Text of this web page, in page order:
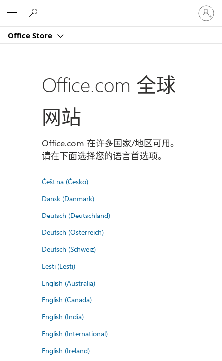
Office Store
请
登
录
Office.com 全球
网站
Office.com 在许多国家/地区可用。
请在下面选择您的语言首选项。
Čeština (Česko)
Dansk (Danmark)
Deutsch (Deutschland)
Deutsch (Österreich)
Deutsch (Schweiz)
Eesti (Eesti)
English (Australia)
English (Canada)
English (India)
English (International)
English (Ireland)